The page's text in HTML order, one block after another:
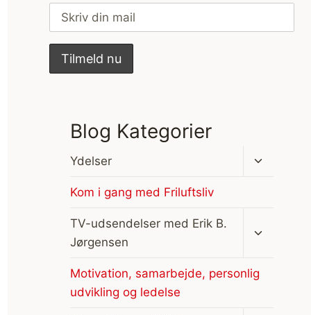
Blog Kategorier
Ydelser
Skift
Kom i gang med Friluftsliv
TV-udsendelser med Erik B.
Jørgensen
Motivation, samarbejde, personlig
udvikling og ledelse